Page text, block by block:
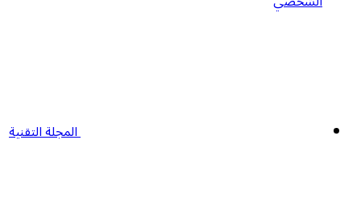
المجلة التقنية